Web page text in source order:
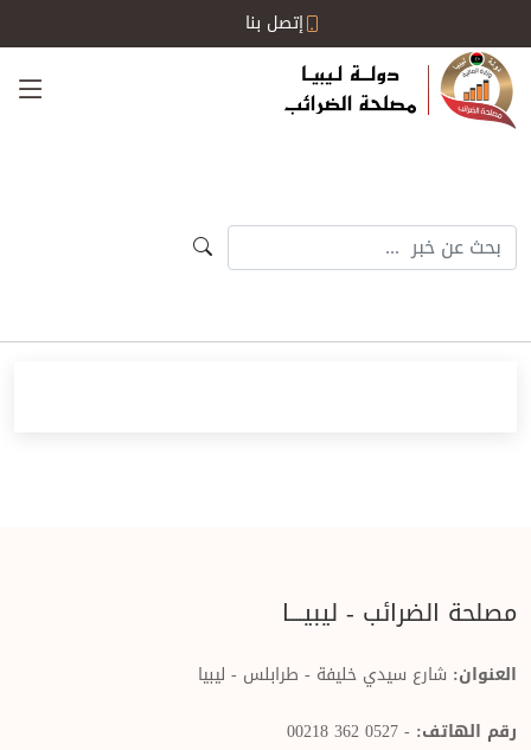
إتصل بنا
مصلحة الضرائب - ليبيــــا
العنوان: شارع سيدي خليفة - طرابلس - ليبيا
رقم الهاتف: - 0527 362 00218